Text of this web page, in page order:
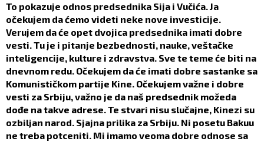
To pokazuje odnos predsednika Sija i Vučića. Ja
očekujem da ćemo videti neke nove investicije.
Verujem da će opet dvojica predsednika imati dobre
vesti. Tu je i pitanje bezbednosti, nauke, veštačke
inteligencije, kulture i zdravstva. Sve te teme će biti na
dnevnom redu. Očekujem da će imati dobre sastanke sa
Komunističkom partije Kine. Očekujem važne i dobre
vesti za Srbiju, važno je da naš predsednik možeda
dođe na takve adrese. Te stvari nisu slučajne, Kinezi su
ozbiljan narod. Sjajna prilika za Srbiju. Ni posetu Bakuu
ne treba potceniti. Mi imamo veoma dobre odnose sa